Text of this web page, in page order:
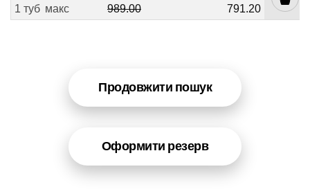
1 туб макс 989.00 791.20
Продовжити пошук
Оформити резерв